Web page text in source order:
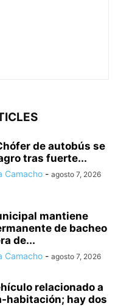
de autobús se
tras fuerte...
Camacho - agosto 7, 2026
mantiene
de bacheo
de...
Camacho - agosto 7, 2026
relacionado a
habitación; hay dos